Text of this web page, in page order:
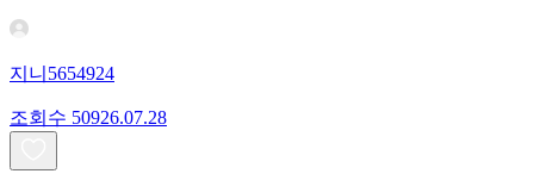
지니5654924
조회수 50926.07.28